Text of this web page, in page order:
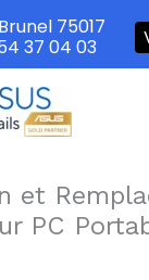
et
PC
75017
37 04 03